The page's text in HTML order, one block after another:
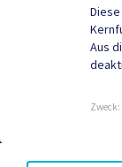
Quicklinks
Geko Aus
Zweck: